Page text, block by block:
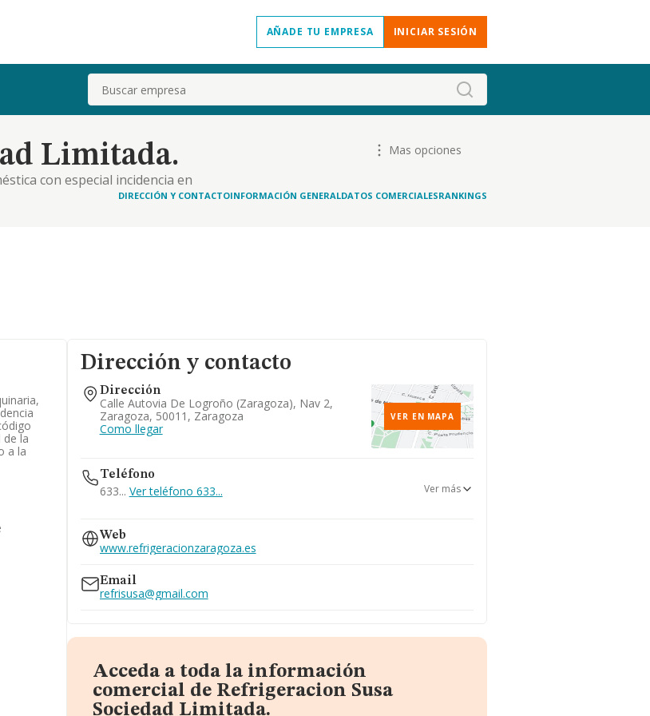
AÑADE TU EMPRESA INICIAR SESIÓN
Buscar
Limitada.
con especial incidencia en
principal de la sociedad,
Mas opciones
DIRECCIÓN Y CONTACTOINFORMACIÓN GENERALDATOS COMERCIALESRANKINGS
de la
a la
Dirección y contacto
Dirección
Calle Autovia De Logroño (zaragoza), Nav 2,
Zaragoza, 50011, Zaragoza
Como llegar
VER EN MAPA
Teléfono
633... Ver teléfono 633...
645...
Ver teléfono 645...
Ver más
Web
www.refrigeracionzaragoza.es
Email
refrisusa@gmail.com
Acceda a toda la información
comercial de Refrigeracion Susa
Sociedad Limitada.